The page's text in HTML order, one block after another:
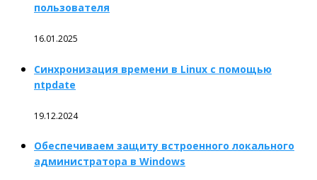
пользователя
16.01.2025
Синхронизация времени в Linux с помощью
ntpdate
19.12.2024
Обеспечиваем защиту встроенного локального
администратора в Windows